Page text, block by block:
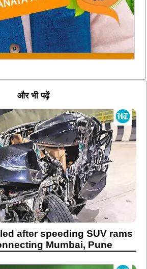
और भी पढ़ें
after speeding SUV rams
Mumbai, Pune